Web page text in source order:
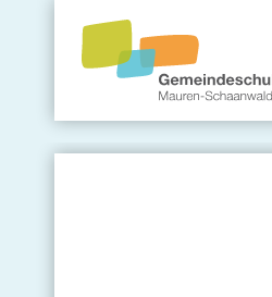
Gemeindeschule